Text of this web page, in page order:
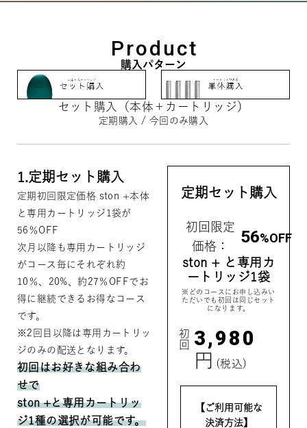
Product
購入パターン
セット購入（本体＋カートリッジ）
定期購入 / 今回のみ購入
1.定期セット購入
定期初回限定価格 ston +本体
と専用カートリッジ1袋が
56％OFF
次月以降も専用カートリッジ
がコース毎にそれぞれ約
10％、20%、約27％OFFでお
得に継続できるお得なコース
です。
※2回目以降は専用カートリッ
ジのみの配送となります。
初回はお好きな組み合わ
せで
ston +と専用カートリッ
ジ1種の選択が可能です。
定期セット購入
初回限定
価格：
56%OFF
ston + と専用カ
ートリッジ1袋
※どのコースにお申し込みい
ただいでも初回は同じセット
になります。
初回 3,980
円 (税込)
【ご利用可能な
決済方法】